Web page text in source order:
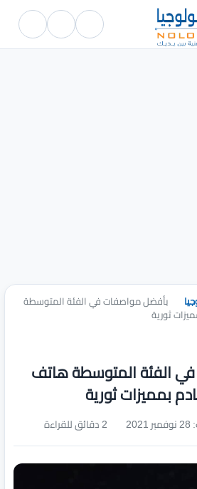
بأفضل مواصفات في الفئة المتوسطة
الفئة المتوسطة هاتف